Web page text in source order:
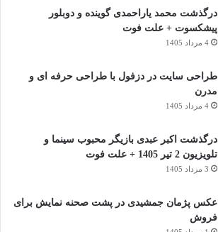
درگذشت محمد یاراحمدی گوینده و دوبلور
پیشکسوت + علت فوت
4 مرداد 1405
طراحی سایت در دزفول با طراحی حرفه‌ ای و
مدرن
4 مرداد 1405
درگذشت اکبر عبدی بازیگر محبوب سینما و
تلویزیون 2 تیر 1405 + علت فوت
3 مرداد 1405
عکس پژمان جمشیدی در پشت صحنه نمایش برای
فروش